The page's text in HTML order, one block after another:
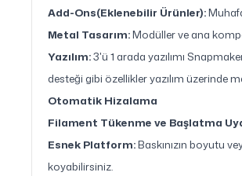
Add-Ons(Eklenebilir Ürünler):
Metal Tasarım:Modüller ve ana
Yazılım:3'ü 1 arada yazılımı
desteği gibi özellikler yazılım üzerinde
Otomatik Hizalama
Filament Tükenme ve Başlatma
Esnek Platform:Baskınızın boyutu
koyabilirsiniz.